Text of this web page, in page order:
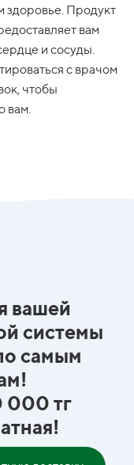
здоровье. Продукт
вам
и сосуды.
с врачом
чтобы
вам.
вашей
системы
самым
000 тг